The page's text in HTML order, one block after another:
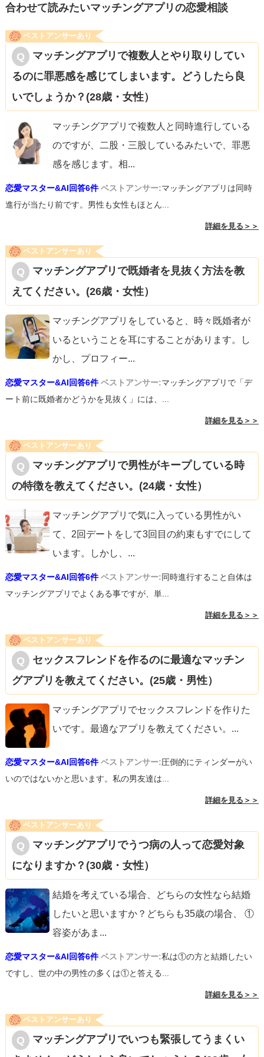
合わせて読みたいマッチングアプリの恋愛相談
ベストアンサーあり
マッチングアプリで複数人とやり取りしてい
るのに罪悪感を感じてしまいます。どうしたら良
いでしょうか？(28歳・女性）
マッチングアプリで複数人と同時進行している
のですが、二股・三股しているみたいで、罪悪
感を感じます。相...
恋愛マスター&AI回答6件 ベストアンサー:マッチングアプリは同時
進行が当たり前です。男性も女性もほとん...
詳細を見る＞＞
ベストアンサーあり
マッチングアプリで既婚者を見抜く方法を教
えてください。(26歳・女性）
マッチングアプリをしていると、時々既婚者が
いるということを耳にすることがあります。し
かし、プロフィー...
恋愛マスター&AI回答6件 ベストアンサー:マッチングアプリで「デ
ート前に既婚者かどうかを見抜く」には、...
詳細を見る＞＞
ベストアンサーあり
マッチングアプリで男性がキープしている時
の特徴を教えてください。(24歳・女性）
マッチングアプリで気に入っている男性がい
て、2回デートをして3回目の約束もすでにして
います。しかし、 ...
恋愛マスター&AI回答6件 ベストアンサー:同時進行すること自体は
マッチングアプリでよくある事ですが、単...
詳細を見る＞＞
ベストアンサーあり
セックスフレンドを作るのに最適なマッチン
グアプリを教えてください。(25歳・男性）
マッチングアプリでセックスフレンドを作りた
いです。最適なアプリを教えてください。 ...
恋愛マスター&AI回答6件 ベストアンサー:圧倒的にティンダーがい
いのではないかと思います。私の男友達は...
詳細を見る＞＞
ベストアンサーあり
マッチングアプリでうつ病の人って恋愛対象
になりますか？(30歳・女性）
結婚を考えている場合、どちらの女性なら結婚
したいと思いますか？どちらも35歳の場合、 ①
容姿があま ...
恋愛マスター&AI回答6件 ベストアンサー:私は①の方と結婚したい
ですし、世の中の男性の多くは①と答える...
詳細を見る＞＞
ベストアンサーあり
マッチングアプリでいつも緊張してうまくい